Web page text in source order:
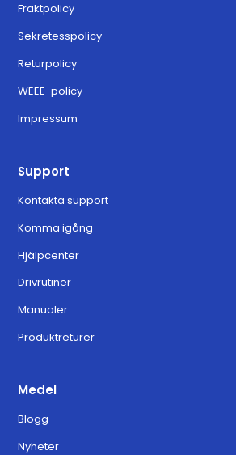
Fraktpolicy
Sekretesspolicy
Returpolicy
WEEE-policy
Impressum
Support
Kontakta support
Komma igång
Hjälpcenter
Drivrutiner
Manualer
Produktreturer
Medel
Blogg
Nyheter